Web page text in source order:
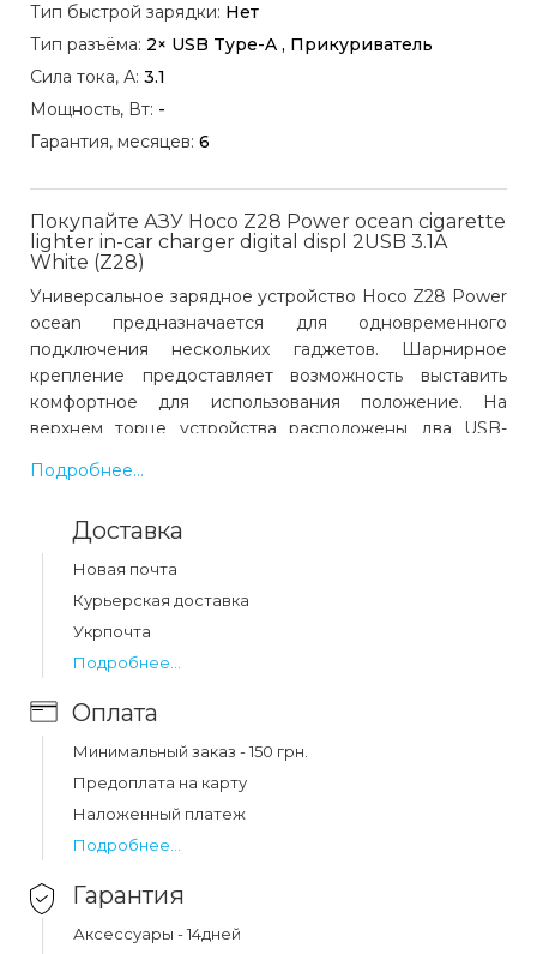
Тип быстрой зарядки: Нет
Тип разъёма: 2× USB Type-A , Прикуриватель
Сила тока, А: 3.1
Мощность, Вт: -
Гарантия, месяцев: 6
Покупайте АЗУ Hoco Z28 Power ocean cigarette
lighter in-car charger digital displ 2USB 3.1A
White (Z28)
Универсальное зарядное устройство Hoco Z28 Power
ocean предназначается для одновременного
подключения нескольких гаджетов. Шарнирное
крепление предоставляет возможность выставить
комфортное для использования положение. На
верхнем торце устройства расположены два USB-
имеется дисплей, информирующий пользователя о
один USB-выход - 3.1 ампера, и 2.4 ампера при
одновременном подключении двух устройств. Масса
Какая цена на азу hoco z28 power ocean
cigarette lighter in-car charger digital displ 2usb
3.1a white (z28)?
Цена на азу hoco z28 power ocean cigarette lighter in-
car charger digital displ 2usb 3.1a white (z28) составляет
245 грн.
Подробнее...
Доставка
Новая почта
Курьерская доставка
Укрпочта
Подробнее...
Оплата
Минимальный заказ - 150 грн.
Предоплата на карту
Наложенный платеж
Подробнее...
Гарантия
Аксессуары - 14дней